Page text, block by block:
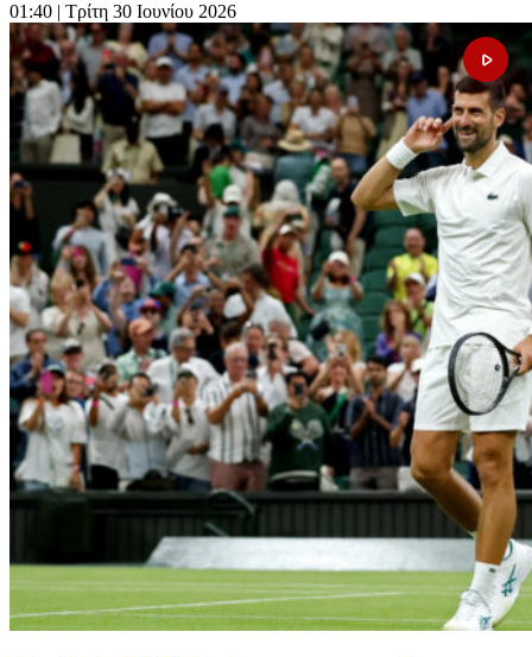
01:40 | Τρίτη 30 Ιουνίου 2026